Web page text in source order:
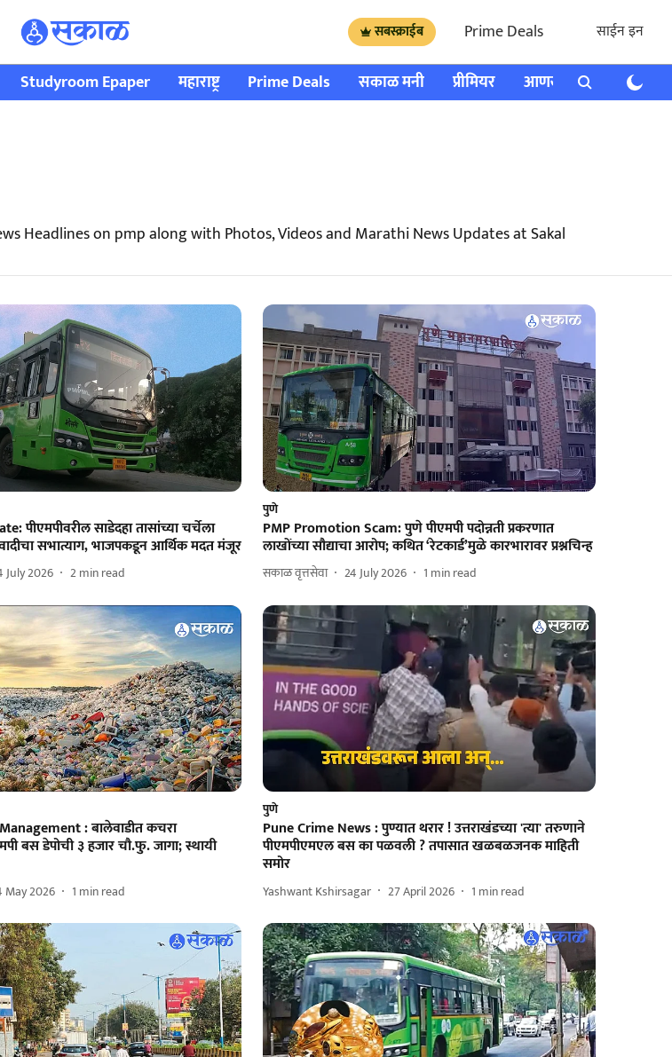
सबस्क्राईब Prime Deals साईन इन
Studyroom Epaper महाराष्ट्र Prime Deals सकाळ मनी प्रीमियर आणखी राशी भविष्य
Headlines on pmp along with Photos, Videos and Marathi News Updates at Sakal
पीएमपीवरील साडेदहा तासांच्या चर्चेला
सभात्याग, भाजपकडून आर्थिक मदत मंजूर
July 2026 2min read
पुणे
PMP Promotion Scam: पुणे पीएमपी पदोन्नती प्रकरणात
लाखोंच्या सौद्याचा आरोप; कथित ‘रेटकार्ड’मुळे कारभारावर प्रश्नचिन्ह
सकाळ वृत्तसेवा 24 July 2026 1 min read
: बालेवाडीत कचरा
बस डेपोची ३ हजार चौ.फु. जागा; स्थायी
May 2026 1 min read
पुणे
Pune Crime News : पुण्यात थरार ! उत्तराखंडच्या 'त्या' तरुणाने
पीएमपीएमएल बस का पळवली ? तपासात खळबळजनक माहिती
समोर
Yashwant Kshirsagar 27 April 2026 1 min read